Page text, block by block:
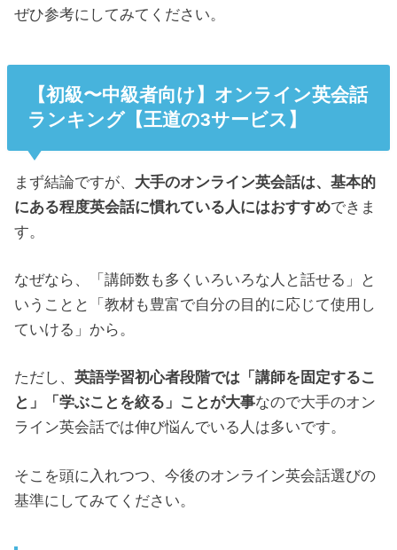
ぜひ参考にしてみてください。
【初級〜中級者向け】オンライン英会話
ランキング【王道の3サービス】
まず結論ですが、 大手のオンライン英会話は、基本的
にある程度英会話に慣れている人にはおすすめできま
す。
なぜなら、「講師数も多くいろいろな人と話せる」と
いうことと「教材も豊富で自分の目的に応じて使用し
ていける」から。
ただし、英語学習初心者段階では「講師を固定するこ
と」「学ぶことを絞る」ことが大事なので大手のオン
ライン英会話では伸び悩んでいる人は多いです。
そこを頭に入れつつ、今後のオンライン英会話選びの
基準にしてみてください。